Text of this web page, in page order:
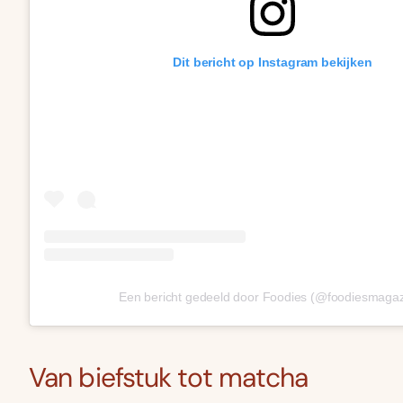
Dit bericht op Instagram bekijken
Een bericht gedeeld door Foodies
Van biefstuk tot matcha